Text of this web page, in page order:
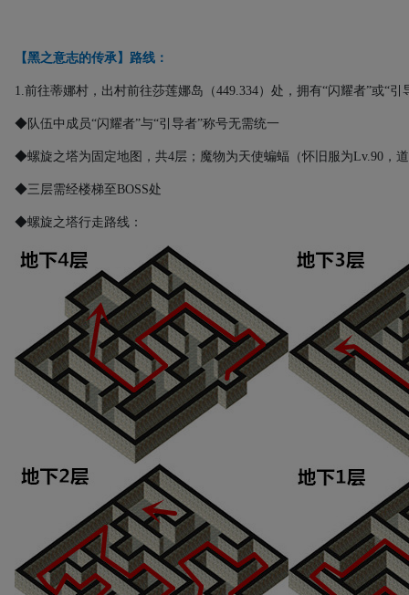
【黑之意志的传承】路线：
1.前往蒂娜村，出村前往莎莲娜岛（449.334）处，拥有“闪耀者”或“
◆队伍中成员“闪耀者”与“引导者”称号无需统一
◆螺旋之塔为固定地图，共4层；魔物为天使蝙蝠（怀旧服为Lv.90 ，
◆三层需经楼梯至BOSS处
◆螺旋之塔行走路线：